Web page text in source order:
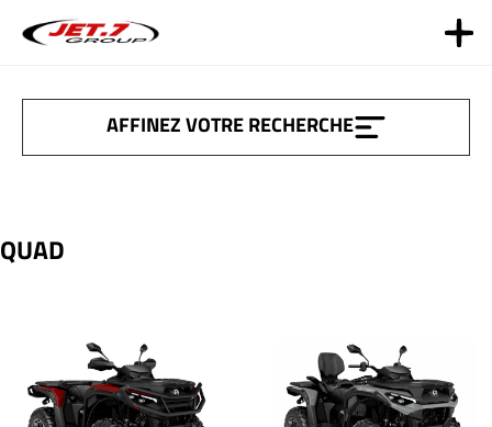
AFFINEZ VOTRE RECHERCHE
QUAD